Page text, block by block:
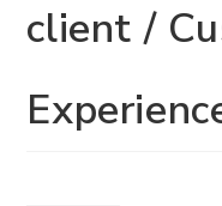
client /